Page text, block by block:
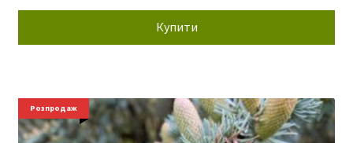
Купити
Розпродаж